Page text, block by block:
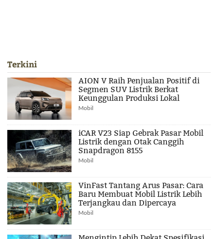
Terkini
AION V Raih Penjualan Positif di
Segmen SUV Listrik Berkat
Keunggulan Produksi Lokal
Mobil
iCAR V23 Siap Gebrak Pasar Mobil
Listrik dengan Otak Canggih
Snapdragon 8155
Mobil
VinFast Tantang Arus Pasar: Cara
Baru Membuat Mobil Listrik Lebih
Terjangkau dan Dipercaya
Mobil